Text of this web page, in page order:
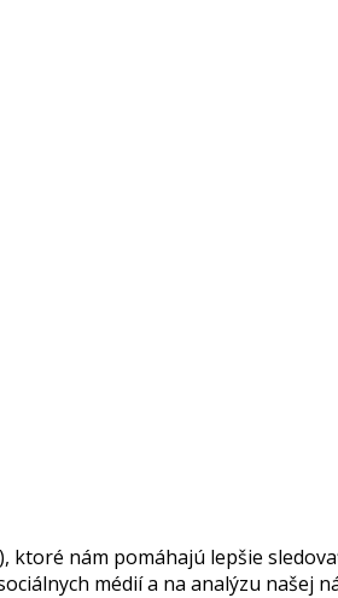
nám pomáhajú lepšie
médií a na analýzu našej